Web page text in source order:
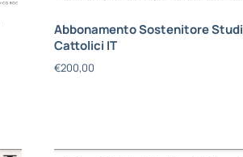
Abbonamento Sostenitore Studi
Cattolici IT
€200,00